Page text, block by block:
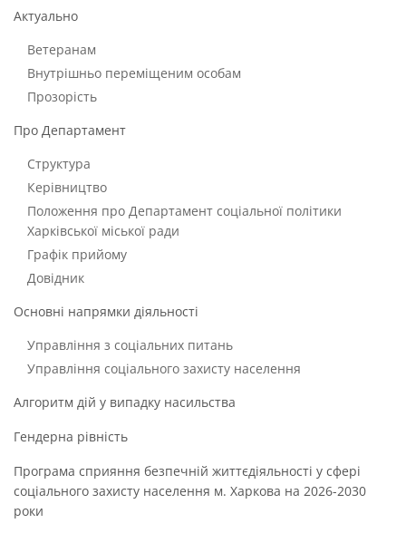
Актуально
Ветеранам
Внутрішньо переміщеним особам
Прозорість
Про Департамент
Структура
Керівництво
Положення про Департамент соціальної політики
Харківської міської ради
Графік прийому
Довідник
Основні напрямки діяльності
Управління з соціальних питань
Управління соціального захисту населення
Алгоритм дій у випадку насильства
Гендерна рівність
Програма сприяння безпечній життєдіяльності у сфері
соціального захисту населення м. Харкова на 2026-2030
роки